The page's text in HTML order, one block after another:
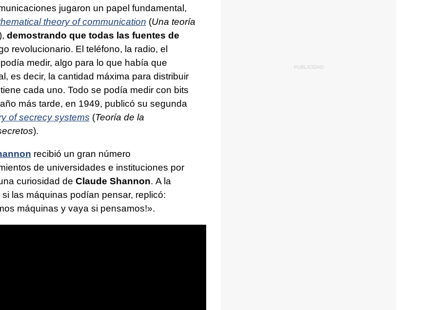
jugaron un papel fundamental,
theory of communication (Una teoría
demostrando que todas las fuentes de
revolucionario. El teléfono, la radio, el
medir, algo para lo que había que
es decir, la cantidad máxima para distribuir
cada uno. Todo se podía medir con bits
más tarde, en 1949, publicó su segunda
of secrecy systems (Teoría de la
).
recibió un gran número
de universidades e instituciones por
curiosidad de Claude Shannon. A la
las máquinas podían pensar, replicó:
máquinas y vaya si pensamos!».